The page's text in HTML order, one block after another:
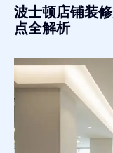
波士顿店铺装
点全解析